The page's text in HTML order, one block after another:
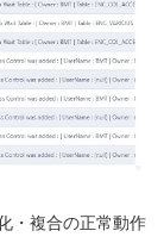
・複合の正常動作